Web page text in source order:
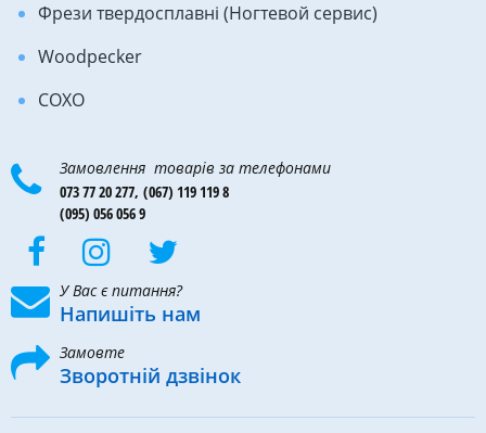
Фрези твердосплавні (Ногтевой сервис)
Woodpecker
COXO
Замовлення товарів за телефонами
073 77 20 277, (067) 119 119 8
(095) 056 056 9
У Вас є питання?
Напишіть нам
Замовте
Зворотній дзвінок